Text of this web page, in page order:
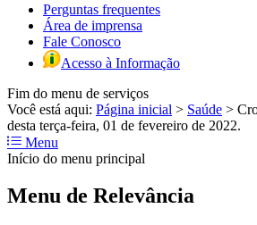
Perguntas frequentes
Área de imprensa
Fale Conosco
Acesso à Informação
Fim do menu de serviços
Você está aqui: Página inicial > Saúde >
desta terça-feira, 01 de fevereiro de 2022.
Menu
Início do menu principal
Menu de Relevância